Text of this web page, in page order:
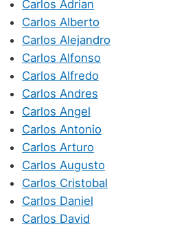
Carlos Adrian
Carlos Alberto
Carlos Alejandro
Carlos Alfonso
Carlos Alfredo
Carlos Andres
Carlos Angel
Carlos Antonio
Carlos Arturo
Carlos Augusto
Carlos Cristobal
Carlos Daniel
Carlos David